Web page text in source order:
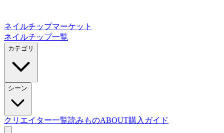
ネイルチップマーケット
ネイルチップ一覧
カテゴリ
シーン
クリエイター一覧読みものABOUT購入ガイド